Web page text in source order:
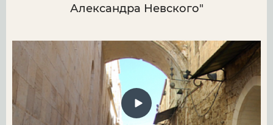
Александра Невского"